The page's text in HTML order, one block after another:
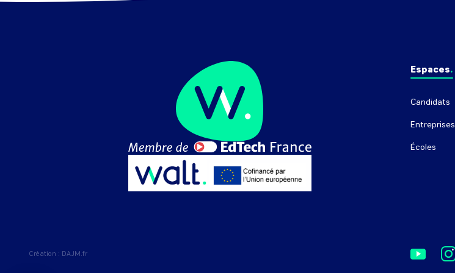
Espaces
Candidats
Entreprises
Écoles
Création : DAJM.fr